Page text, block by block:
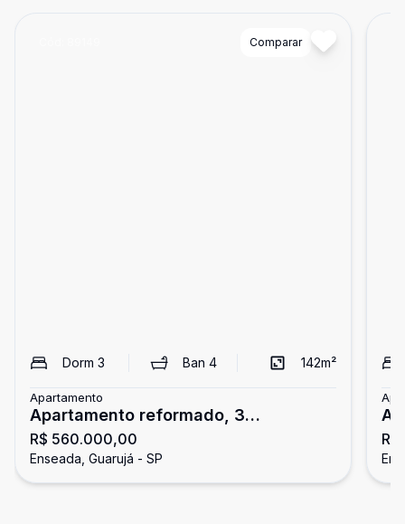
Comparar
Dorm 3 Ban 4 142m²
Apartamento
Apartamento reformado, 3
dormitórios, Enseada, Guarujá
R$ 560.000,00
Enseada, Guarujá - SP
3